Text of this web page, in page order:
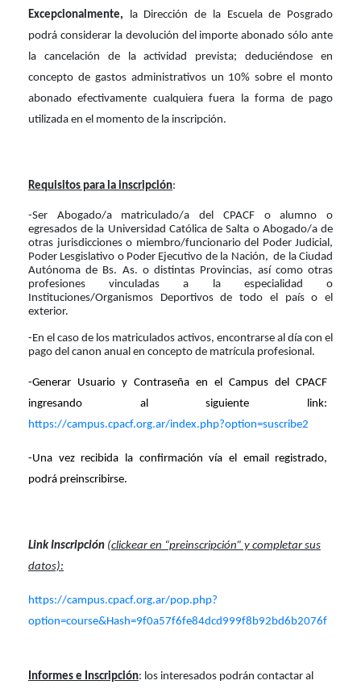
Excepcionalmente,
la Dirección de la Escuela de Posgrado
podrá considerar la devolución del importe abonado sólo ante
la cancelación de la actividad prevista; deduciéndose en
concepto de gastos administrativos un 10% sobre el monto
abonado efectivamente cualquiera fuera la forma de pago
utilizada en el momento de la inscripción.
Requisitos para la inscripción:
-Ser Abogado/a matriculado/a del CPACF o alumno o
egresados de la Universidad Católica de Salta o Abogado/a de
otras jurisdicciones o miembro/funcionario del Poder Judicial,
Poder Lesgislativo o Poder Ejecutivo de la Nación, de la Ciudad
Autónoma de Bs. As. o distintas Provincias, así como otras
profesiones vinculadas a la especialidad o
Instituciones/Organismos Deportivos de todo el país o el
exterior.
-En el caso de los matriculados activos, encontrarse al día con el
pago del canon anual en concepto de matrícula profesional.
-Generar Usuario y Contraseña en el Campus del CPACF
ingresando al siguiente link:
https://campus.cpacf.org.ar/index.php?option=suscribe2
-Una vez recibida la confirmación vía el email registrado,
podrá preinscribirse.
Link Inscripción (clickear en “preinscripción” y completar sus
datos):
https://campus.cpacf.org.ar/pop.php?
option=course&Hash=9f0a57f6fe84dcd999f8b92bd6b2076f
Informes e Inscripción: los interesados podrán contactar al